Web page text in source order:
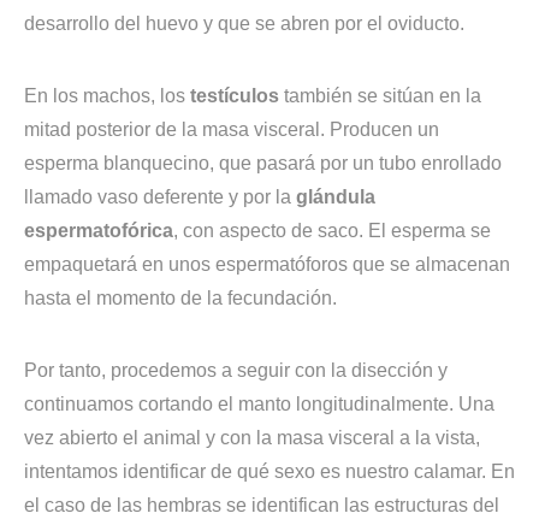
desarrollo del huevo y que se abren por el oviducto.
En los machos, los testículos también se sitúan en la
mitad posterior de la masa visceral. Producen un
esperma blanquecino, que pasará por un tubo enrollado
llamado vaso deferente y por la glándula
espermatofórica, con aspecto de saco. El esperma se
empaquetará en unos espermatóforos que se almacenan
hasta el momento de la fecundación.
Por tanto, procedemos a seguir con la disección y
continuamos cortando el manto longitudinalmente. Una
vez abierto el animal y con la masa visceral a la vista,
intentamos identificar de qué sexo es nuestro calamar. En
el caso de las hembras se identifican las estructuras del